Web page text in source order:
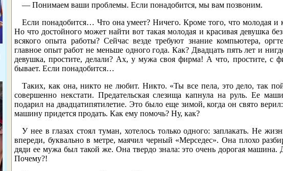
— Понимаем ваши проблемы. Если понадобится, мы вам позвоним.
Если понадобится… Что она умеет? Ничего. Кроме того, что молодая и
Но что достойного может найти вот такая молодая и красивая девушка
всякого опыта работы? Сейчас везде требуют знание компьютера,
главное опыт работ не меньше одного года. Как? Двадцать пять лет и
девушка, простите, делали? Ах, у мужа своя фирма! А что, простите, с
бывает. Если понадобится…
Таких, как она, никто не любит. Никто. «Ты все пела, это дело, так
совершенно некстати. Предательская слезища капнула на руль. Ее
подарил на двадцатипятилетие. Это было еще зимой, когда он свято
машину придется продать. Как ему помочь? Ну, как?
У нее в глазах стоял туман, хотелось только одного: заплакать. Не
впереди, буквально в метре, маячил черный «Мерседес». Она плохо
дяди ее мужа был такой же. Она твердо знала: это очень дорогая
Почему?!